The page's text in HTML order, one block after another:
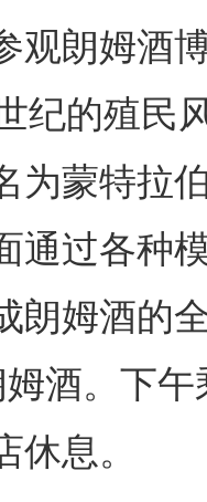
观朗姆酒
纪的殖民
为蒙特拉
通过各种
朗姆酒的
酒。下
休息。